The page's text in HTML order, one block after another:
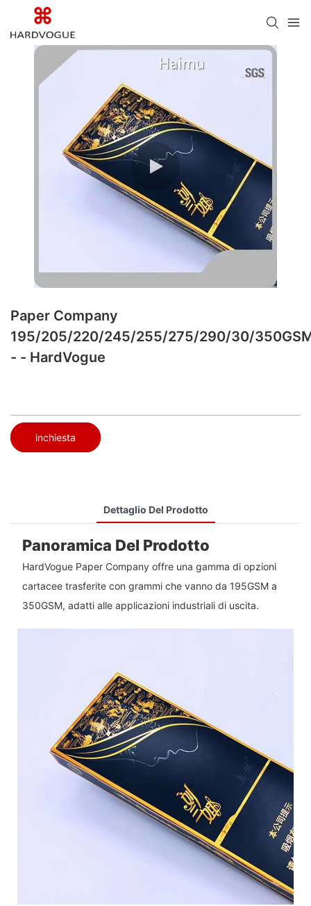
Paper Company
195/205/220/245/255/275/290/30/
- - HardVogue
inchiesta
Dettaglio Del Prodotto
Panoramica Del Prodotto
HardVogue Paper Company offre una gamma di opzioni
cartacee trasferite con grammi che vanno da 195GSM a
350GSM, adatti alle applicazioni industriali di uscita.